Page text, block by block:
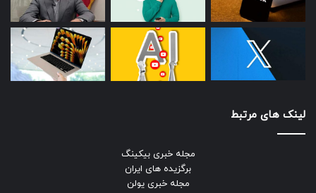
لینک های مرتبط
مجله خبری بیکینگ
برگزیده های ایران
مجله خبری یولن